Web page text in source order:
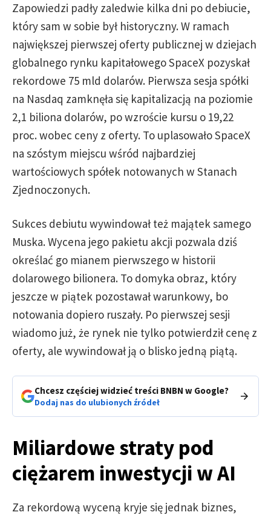
Zapowiedzi padły zaledwie kilka dni po debiucie,
który sam w sobie był historyczny. W ramach
największej pierwszej oferty publicznej w dziejach
globalnego rynku kapitałowego SpaceX pozyskał
rekordowe 75 mld dolarów. Pierwsza sesja spółki
na Nasdaq zamknęła się kapitalizacją na poziomie
2,1 biliona dolarów, po wzroście kursu o 19,22
proc. wobec ceny z oferty. To uplasowało SpaceX
na szóstym miejscu wśród najbardziej
wartościowych spółek notowanych w Stanach
Zjednoczonych.
Sukces debiutu wywindował też majątek samego
Muska. Wycena jego pakietu akcji pozwala dziś
określać go mianem pierwszego w historii
dolarowego bilionera. To domyka obraz, który
jeszcze w piątek pozostawał warunkowy, bo
notowania dopiero ruszały. Po pierwszej sesji
wiadomo już, że rynek nie tylko potwierdził cenę z
oferty, ale wywindował ją o blisko jedną piątą.
Chcesz częściej widzieć treści BNBN w Google?
Dodaj nas do ulubionych źródeł
Miliardowe straty pod
ciężarem inwestycji w AI
Za rekordową wyceną kryje się jednak biznes,